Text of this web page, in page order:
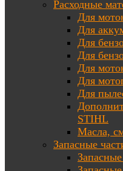
Расходные
Для
Для
Для
Для
Для
Для
Для
STIHL
Масла,
Запасные